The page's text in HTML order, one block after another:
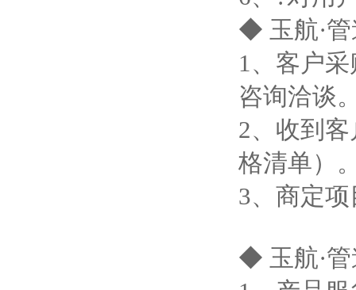
◆ 玉航·
1、客户
咨询洽谈
2、收到
格清单）
3、商定
◆ 玉航·